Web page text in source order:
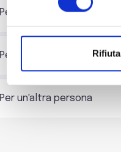
Rifiuta
Per il mio partner
Per la coppia
Per un'altra persona